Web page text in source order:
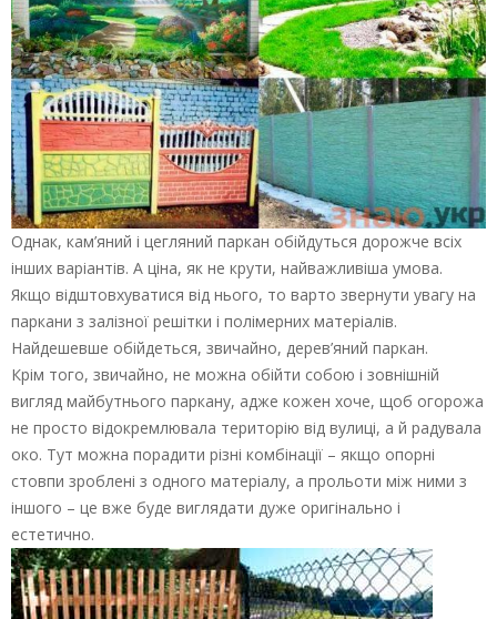
Однак, кам’яний і цегляний паркан обійдуться дорожче всіх
інших варіантів. А ціна, як не крути, найважливіша умова.
Якщо відштовхуватися від нього, то варто звернути увагу на
паркани з залізної решітки і полімерних матеріалів.
Найдешевше обійдеться, звичайно, дерев’яний паркан.
Крім того, звичайно, не можна обійти собою і зовнішній
вигляд майбутнього паркану, адже кожен хоче, щоб огорожа
не просто відокремлювала територію від вулиці, а й радувала
око. Тут можна порадити різні комбінації – якщо опорні
стовпи зроблені з одного матеріалу, а прольоти між ними з
іншого – це вже буде виглядати дуже оригінально і
естетично.